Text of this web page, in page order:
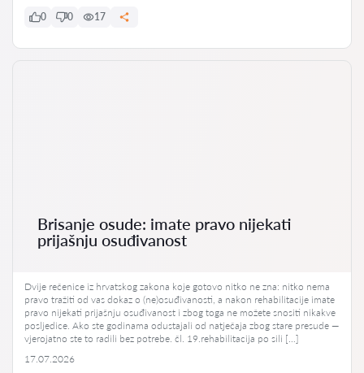
0 0 17
Brisanje osude: imate pravo nijekati
prijašnju osuđivanost
Dvije rečenice iz hrvatskog zakona koje gotovo nitko ne zna: nitko nema
pravo tražiti od vas dokaz o (ne)osuđivanosti, a nakon rehabilitacije imate
pravo nijekati prijašnju osuđivanost i zbog toga ne možete snositi nikakve
posljedice. Ako ste godinama odustajali od natječaja zbog stare presude —
vjerojatno ste to radili bez potrebe. čl. 19.rehabilitacija po sili […]
17.07.2026